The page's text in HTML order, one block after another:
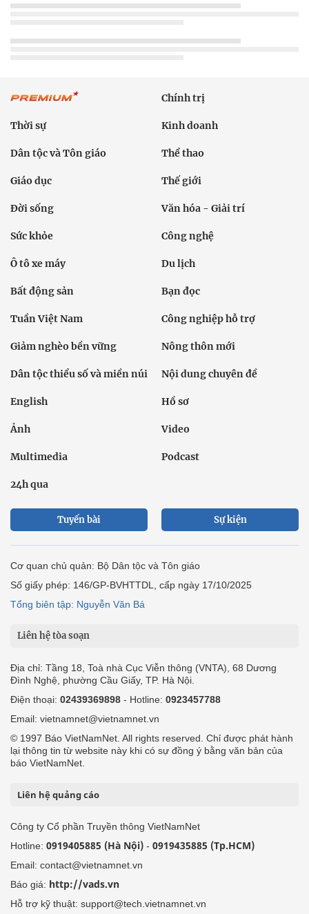
Chính trị
Thời sự Kinh doanh
Dân tộc và Tôn giáo Thể thao
Giáo dục Thế giới
Đời sống Văn hóa - Giải trí
Sức khỏe Công nghệ
Ô tô xe máy Du lịch
Bất động sản Bạn đọc
Tuần Việt Nam Công nghiệp hỗ trợ
Giảm nghèo bền vững Nông thôn mới
Dân tộc thiểu số và miền núi Nội dung chuyên đề
English Hồ sơ
Ảnh Video
Multimedia Podcast
24h qua
Tuyến bài Sự kiện
Cơ quan chủ quản: Bộ Dân tộc và Tôn giáo
Số giấy phép: 146/GP-BVHTTDL, cấp ngày 17/10/2025
Tổng biên tập: Nguyễn Văn Bá
Liên hệ tòa soạn
Địa chỉ: Tầng 18, Toà nhà Cục Viễn thông (VNTA), 68 Dương
Đình Nghệ, phường Cầu Giấy, TP. Hà Nội.
Điện thoại: 02439369898 - Hotline: 0923457788
Email: vietnamnet@vietnamnet.vn
© 1997 Báo VietNamNet. All rights reserved. Chỉ được phát hành
lại thông tin từ website này khi có sự đồng ý bằng văn bản của
báo VietNamNet.
Liên hệ quảng cáo
Công ty Cổ phần Truyền thông VietNamNet
Hotline: 0919405885 (Hà Nội) - 0919435885 (Tp.HCM)
Email: contact@vietnamnet.vn
Báo giá: http://vads.vn
Hỗ trợ kỹ thuật: support@tech.vietnamnet.vn